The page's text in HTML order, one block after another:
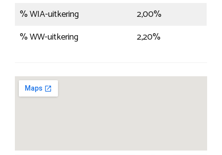
% WIA-uitkering
2,00%
% WW-uitkering
2,20%